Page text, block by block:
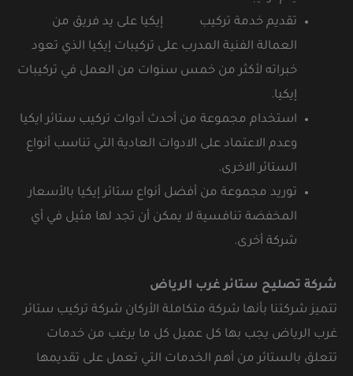
تقديم خدمة تركيب
إيكيا على يد فريق من
العمالة الفنية المدرب على تركيبات إيكيا الذي تعود
خبراته لأكثر من خمس سنوات من العمل في تركيبات
إيكيا.
استخدام مجموعة من أحدث أدوات تركيب ستائر ايكيا
وعدم الاعتماد على الادوات العادية التي تناسب أنواع
الستائر الاخرى.
توريد مجموعة من أفضل أنواع ستائر إيكيا بالأسعار
المخفضة تنافسية لا يمكن أن تجد لها مثيل في أي
شركة أخرى.
شركة تصليح ستائر غرب الرياض
تتميز شركتنا بأنها شركة متكاملة الأركان شركة تركيب ستائر
غرب الرياض يجب بها كل عميل كل ما يرغب من خدمات
تتعلق بالستائر من أهم الخدمات التي تعمل على تقديمها